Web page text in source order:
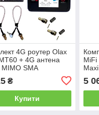
4G роутер Olax
+ 4G антена
SMA
₴
Купити
MiFi
5